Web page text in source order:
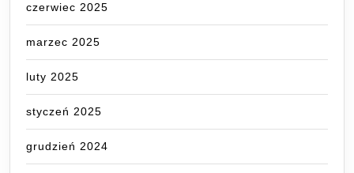
czerwiec 2025
marzec 2025
luty 2025
styczeń 2025
grudzień 2024